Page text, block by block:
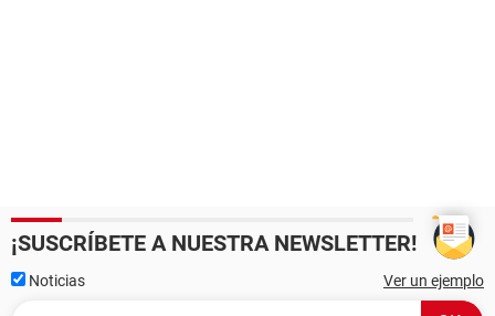
¡SUSCRÍBETE A NUESTRA NEWSLETTER!
Noticias Ver un ejemplo